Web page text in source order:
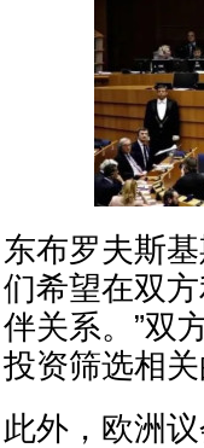
东布罗夫斯
们希望在双
伴关系。”双
投资筛选相
此外，欧洲